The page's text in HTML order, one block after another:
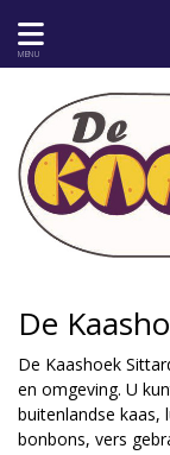
MENU
De
De Kaashoek
en omgeving. U
buitenlandse kaas,
bonbons, vers